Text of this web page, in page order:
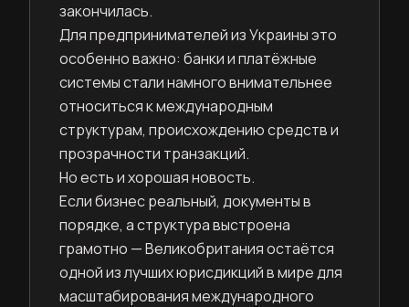
закончилась.
Для предпринимателей из Украины это
особенно важно: банки и платёжные
системы стали намного внимательнее
относиться к международным
структурам, происхождению средств и
прозрачности транзакций.
Но есть и хорошая новость.
Если бизнес реальный, документы в
порядке, а структура выстроена
грамотно — Великобритания остаётся
одной из лучших юрисдикций в мире для
масштабирования международного